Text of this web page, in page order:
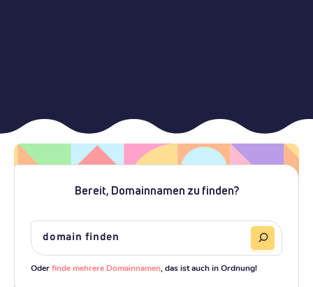
Bereit, Domainnamen zu finden?
Oderfinde mehrere Domainnamen , das ist auch in Ordnung!